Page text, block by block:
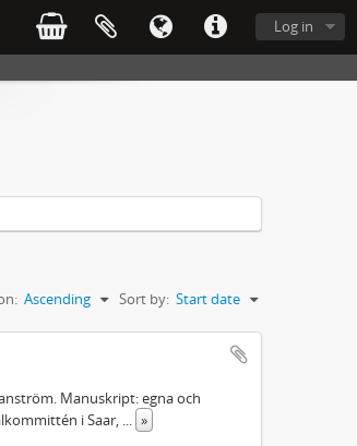
Log in
Sort by: Start date
Ascending
Manuskript: egna och
i Saar,
»